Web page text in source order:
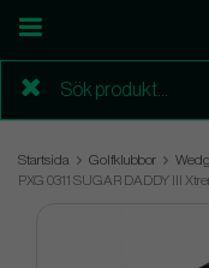
Startsida Golfklubbor
PXG 0311 SUGAR DADDY III